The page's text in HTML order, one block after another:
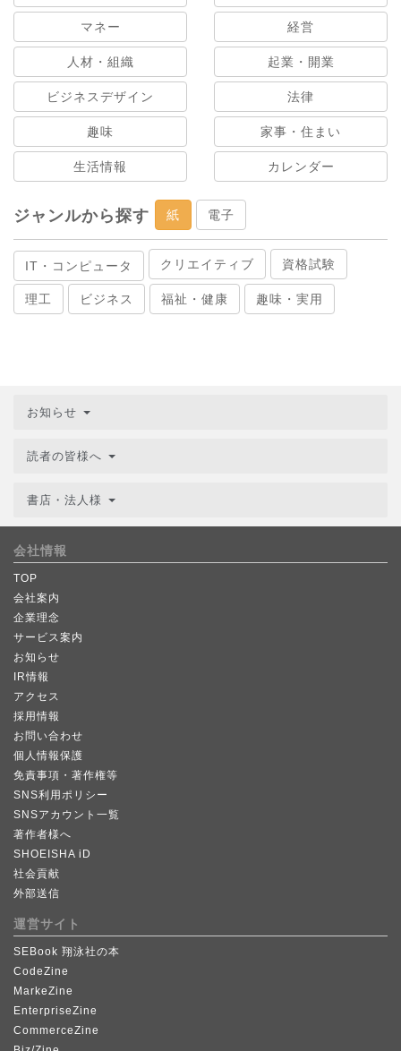
マネー 経営
人材・組織 起業・開業
ビジネスデザイン 法律
趣味 家事・住まい
生活情報 カレンダー
ジャンルから探す 紙 電子
IT・コンピュータ クリエイティブ 資格試験
理工 ビジネス 福祉・健康 趣味・実用
お知らせ
読者の皆様へ
書店・法人様
会社情報
TOP
会社案内
企業理念
サービス案内
お知らせ
IR情報
アクセス
採用情報
お問い合わせ
個人情報保護
免責事項・著作権等
SNS利用ポリシー
SNSアカウント一覧
著作者様へ
SHOEISHA iD
社会貢献
外部送信
運営サイト
SEBook 翔泳社の本
CodeZine
MarkeZine
EnterpriseZine
CommerceZine